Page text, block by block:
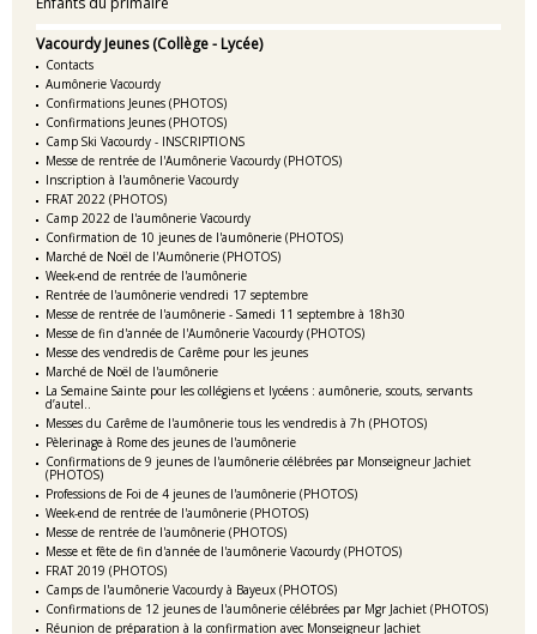
Vacourdy Jeunes (Collège - Lycée)
Contacts
Aumônerie Vacourdy
Confirmations Jeunes (PHOTOS)
Confirmations Jeunes (PHOTOS)
Camp Ski Vacourdy - INSCRIPTIONS
Messe de rentrée de l'Aumônerie Vacourdy (PHOTOS)
Inscription à l'aumônerie Vacourdy
FRAT 2022 (PHOTOS)
Camp 2022 de l'aumônerie Vacourdy
Confirmation de 10 jeunes de l'aumônerie (PHOTOS)
Marché de Noël de l'Aumônerie (PHOTOS)
Week-end de rentrée de l'aumônerie
Rentrée de l'aumônerie vendredi 17 septembre
Messe de rentrée de l'aumônerie - Samedi 11 septembre à 18h30
Messe de fin d'année de l'Aumônerie Vacourdy (PHOTOS)
Messe des vendredis de Carême pour les jeunes
Marché de Noël de l'aumônerie
La Semaine Sainte pour les collégiens et lycéens : aumônerie, scouts, servants
d’autel..
Messes du Carême de l'aumônerie tous les vendredis à 7h (PHOTOS)
Pèlerinage à Rome des jeunes de l'aumônerie
Confirmations de 9 jeunes de l'aumônerie célébrées par Monseigneur Jachiet
(PHOTOS)
Professions de Foi de 4 jeunes de l'aumônerie (PHOTOS)
Week-end de rentrée de l'aumônerie (PHOTOS)
Messe de rentrée de l'aumônerie (PHOTOS)
Messe et fête de fin d'année de l'aumônerie Vacourdy (PHOTOS)
FRAT 2019 (PHOTOS)
Camps de l'aumônerie Vacourdy à Bayeux (PHOTOS)
Confirmations de 12 jeunes de l'aumônerie célébrées par Mgr Jachiet (PHOTOS)
Réunion de préparation à la confirmation avec Monseigneur Jachiet